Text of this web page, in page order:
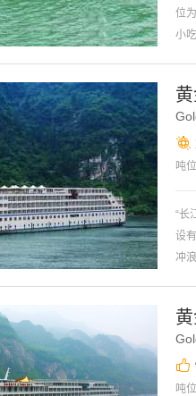
位
小
吨位
“长
设
冲
吨位